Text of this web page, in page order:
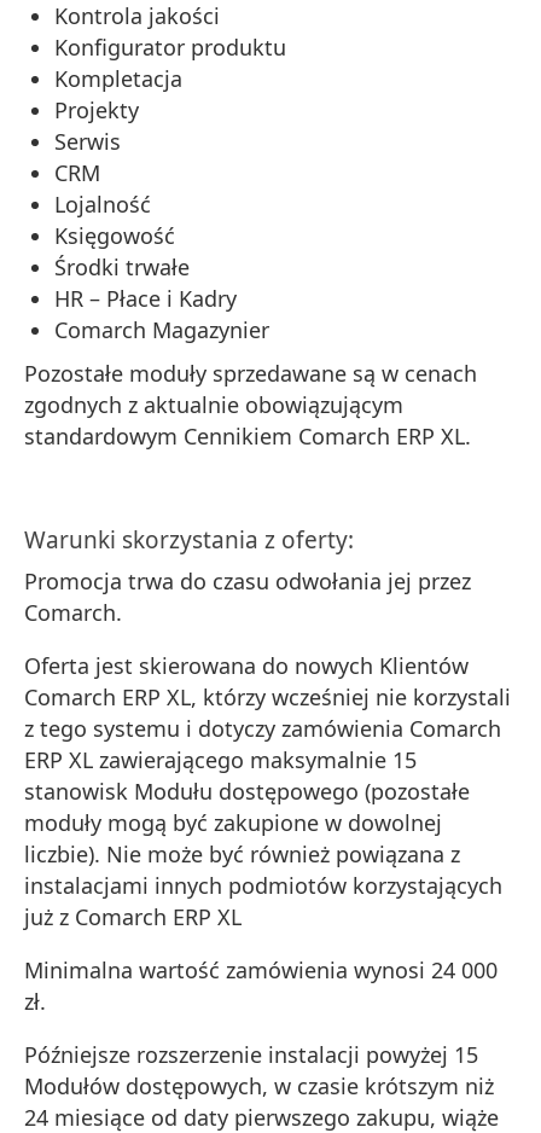
Kontrola jakości
Konfigurator produktu
Kompletacja
Projekty
Serwis
CRM
Lojalność
Księgowość
Środki trwałe
HR – Płace i Kadry
Comarch Magazynier
Pozostałe moduły sprzedawane są w cenach
zgodnych z aktualnie obowiązującym
standardowym Cennikiem Comarch ERP XL.
Warunki skorzystania z oferty:
Promocja trwa do czasu odwołania jej przez
Comarch.
Oferta jest skierowana do nowych Klientów
Comarch ERP XL, którzy wcześniej nie korzystali
z tego systemu i dotyczy zamówienia Comarch
ERP XL zawierającego maksymalnie 15
stanowisk Modułu dostępowego (pozostałe
moduły mogą być zakupione w dowolnej
liczbie). Nie może być również powiązana z
instalacjami innych podmiotów korzystających
już z Comarch ERP XL
Minimalna wartość zamówienia wynosi 24 000
zł.
Późniejsze rozszerzenie instalacji powyżej 15
Modułów dostępowych, w czasie krótszym niż
24 miesiące od daty pierwszego zakupu, wiąże